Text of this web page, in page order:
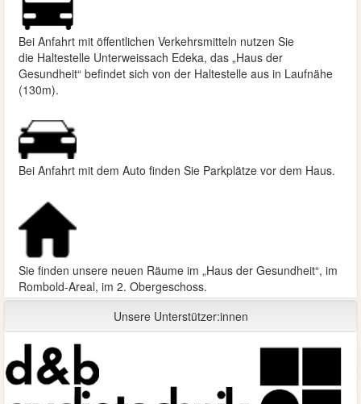
Bei Anfahrt mit öffentlichen Verkehrsmitteln nutzen Sie
die Haltestelle Unterweissach Edeka, das „Haus der
Gesundheit“ befindet sich von der Haltestelle aus in Laufnähe
(130m).
Bei Anfahrt mit dem Auto finden Sie Parkplätze vor dem Haus.
Sie finden unsere neuen Räume im „Haus der Gesundheit“, im
Rombold-Areal, im 2. Obergeschoss.
Unsere Unterstützer:innen